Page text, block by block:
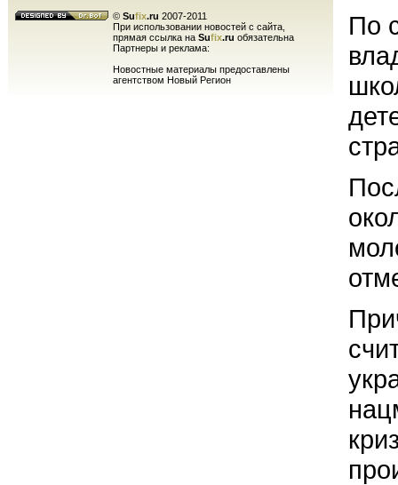
© Sufix.ru 2007-2011
При использовании новостей с сайта,
прямая ссылка на Sufix.ru обязательна
Партнеры и реклама:
Новостные материалы предоставлены
агентством Новый Регион
По